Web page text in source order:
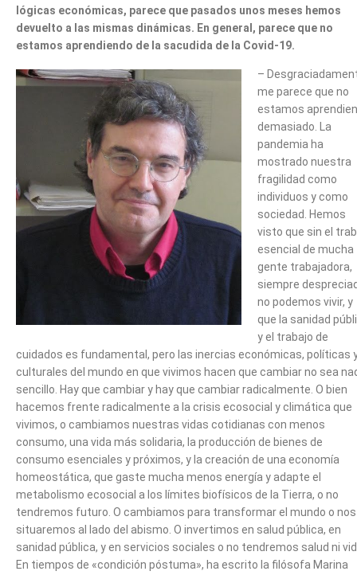
lógicas económicas, parece que pasados unos meses hemos
devuelto a las mismas dinámicas. En general, parece que no
estamos aprendiendo de la sacudida de la Covid-19.
–
me parece que no
estamos
demasiado. La
pandemia ha
mostrado nuestra
fragilidad como
individuos y como
sociedad. Hemos
visto que sin el
esencial de mucha
gente trabajadora,
siempre
no podemos vivir, y
que la sanidad
y el trabajo de
cuidados es fundamental, pero las inercias económicas, políticas
culturales del mundo en que vivimos hacen que cambiar no sea
sencillo. Hay que cambiar y hay que cambiar radicalmente. O bien
hacemos frente radicalmente a la crisis ecosocial y climática que
vivimos, o cambiamos nuestras vidas cotidianas con menos
consumo, una vida más solidaria, la producción de bienes de
consumo esenciales y próximos, y la creación de una economía
homeostática, que gaste mucha menos energía y adapte el
metabolismo ecosocial a los límites biofísicos de la Tierra, o no
tendremos futuro. O cambiamos para transformar el mundo o nos
situaremos al lado del abismo. O invertimos en salud pública, en
sanidad pública, y en servicios sociales o no tendremos salud ni
En tiempos de «condición póstuma», ha escrito la filósofa Marina